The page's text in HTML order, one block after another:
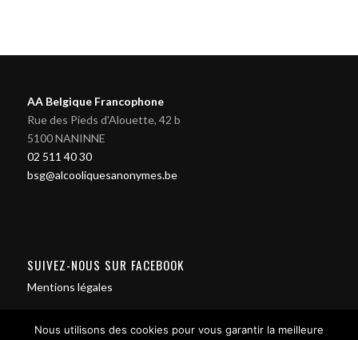
AA Belgique Francophone
Rue des Pieds d'Alouette, 42 b
5100 NANINNE
02 511 40 30
bsg@alcooliquesanonymes.be
SUIVEZ-NOUS SUR FACEBOOK
Mentions légales
Nous utilisons des cookies pour vous garantir la meilleure